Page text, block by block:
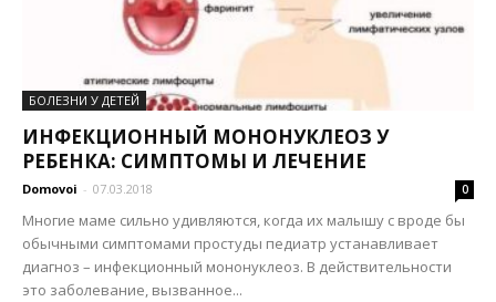
БОЛЕЗНИ У ДЕТЕЙ
ИНФЕКЦИОННЫЙ МОНОНУКЛЕОЗ У
РЕБЕНКА: СИМПТОМЫ И ЛЕЧЕНИЕ
Domovoi - 07.03.2018 0
Многие маме сильно удивляются, когда их малышу с вроде бы
обычными симптомами простуды педиатр устанавливает
диагноз – инфекционный мононуклеоз. В действительности
это заболевание, вызванное...